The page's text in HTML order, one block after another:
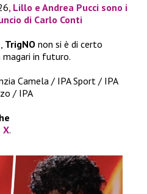
, Lillo e Andrea Pucci sono i
di Carlo Conti
TrigNO non si è di certo
in futuro.
Camela / IPA Sport / IPA
/ IPA
X.